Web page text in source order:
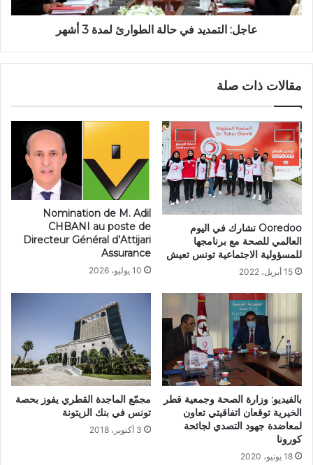
عاجل: التمديد في حالة الطوارئ لمدة 3 أشهر
مقالات ذات صلة
Ooredoo تشارك في اليوم
العالمي للصحة مع برنامجها
للمسؤولية الاجتماعية تونس تعيش
15 أبريل، 2022
Nomination de M. Adil
CHBANI au poste de
Directeur Général d’Attijari
Assurance
10 يوليو، 2026
بالفيديو: وزارة الصحة وجمعية قطر
الخيرية توقعان اتفاقيتي تعاون
لمعاضدة جهود التصدي لجائحة
كورونا
18 يونيو، 2020
مجمّع الماجدة القطري يفوز بحصة
تونس في بنك الزيتونة
3 أكتوبر، 2018